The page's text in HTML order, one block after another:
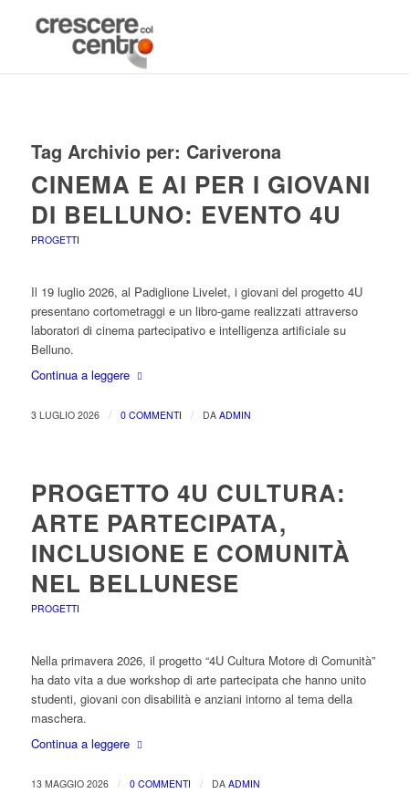
Tag Archivio per: Cariverona
CINEMA E AI PER I GIOVANI
DI BELLUNO: EVENTO 4U
PROGETTI
Il 19 luglio 2026, al Padiglione Livelet, i giovani del progetto 4U
presentano cortometraggi e un libro-game realizzati attraverso
laboratori di cinema partecipativo e intelligenza artificiale su
Belluno.
Continua a leggere
3 LUGLIO 2026 / 0 COMMENTI / DA ADMIN
PROGETTO 4U CULTURA:
ARTE PARTECIPATA,
INCLUSIONE E COMUNITÀ
NEL BELLUNESE
PROGETTI
Nella primavera 2026, il progetto “4U Cultura Motore di Comunità”
ha dato vita a due workshop di arte partecipata che hanno unito
studenti, giovani con disabilità e anziani intorno al tema della
maschera.
Continua a leggere
13 MAGGIO 2026 / 0 COMMENTI / DA ADMIN